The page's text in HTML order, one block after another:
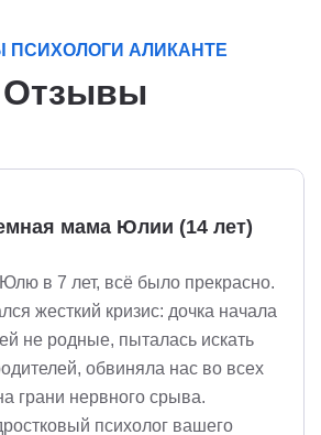
ПСИХОЛОГИ АЛИКАНТЕ
Отзывы
мама Юлии (14 лет)
в 7 лет, всё было прекрасно.
жесткий кризис: дочка начала
не родные, пыталась искать
обвиняла нас во всех
грани нервного срыва.
психолог вашего